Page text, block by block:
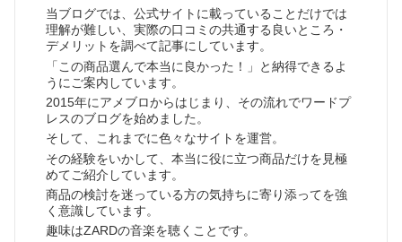
当ブログでは、公式サイトに載っていることだけでは
理解が難しい、実際の口コミの共通する良いところ・
デメリットを調べて記事にしています。
「この商品選んで本当に良かった！」と納得できるよ
うにご案内しています。
2015年にアメブロからはじまり、その流れでワードプ
レスのブログを始めました。
そして、これまでに色々なサイトを運営。
その経験をいかして、本当に役に立つ商品だけを見極
めてご紹介しています。
商品の検討を迷っている方の気持ちに寄り添ってを強
く意識しています。
趣味はZARDの音楽を聴くことです。